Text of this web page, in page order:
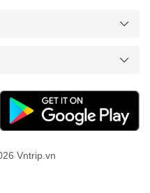
Vntrip.vn